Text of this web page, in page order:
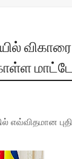
எவ்விதமான